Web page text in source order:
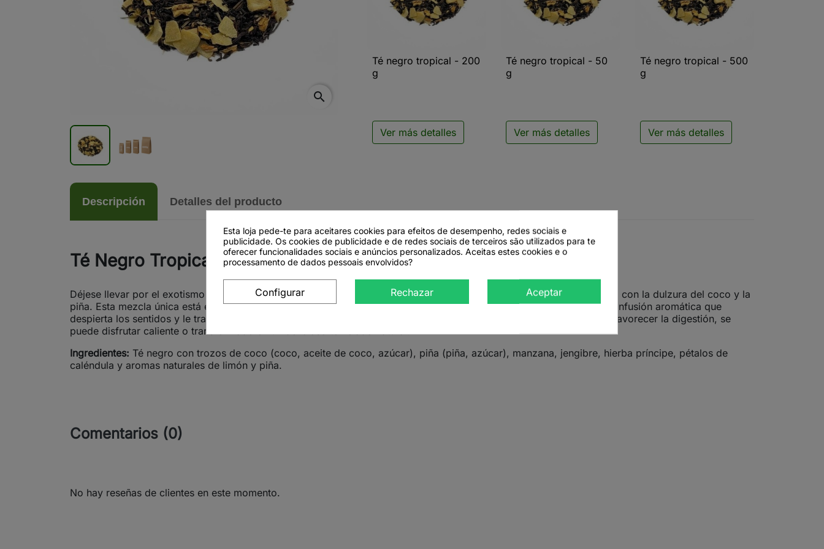
search
 Vista rápida
Té negro tropical - 200
g
Ver más detalles
 Vista rápida
Té negro tropical - 50
g
Ver más detalles
 Vista rápida
Té negro tropical - 500
g
Ver más detalles
Descripción Detalles del producto
Té Negro Tropical
Déjese llevar por el exotismo del té negro tropical, una fusión cálida y vibrante que combina la intensidad del té negro con la dulzura del coco y la
piña. Esta mezcla única está enriquecida con manzana, jengibre, hierba príncipe y pétalos de caléndula, creando una infusión aromática que
despierta los sentidos y le transporta a destinos tropicales. Perfecto para revitalizar el cuerpo, aumentar la energía y favorecer la digestión, se
puede disfrutar caliente o transformado en un delicioso té helado natural.
Ingredientes: Té negro con trozos de coco (coco, aceite de coco, azúcar), piña (piña, azúcar), manzana, jengibre, hierba príncipe, pétalos de
caléndula y aromas naturales de limón y piña.
Comentarios (0)
No hay reseñas de clientes en este momento.
Esta loja pede-te para aceitares cookies para efeitos de desempenho, redes sociais e
publicidade. Os cookies de publicidade e de redes sociais de terceiros são utilizados para te
oferecer funcionalidades sociais e anúncios personalizados. Aceitas estes cookies e o
processamento de dados pessoais envolvidos?
Configurar Rechazar Aceptar